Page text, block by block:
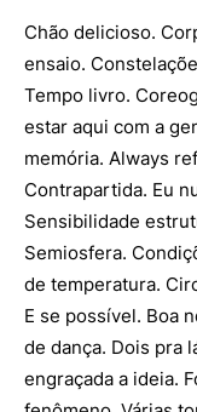
Chão delicioso.
ensaio.
Tempo livro.
estar aqui com a
memória. Always
Contrapartida. Eu
Sensibilidade
Semiosfera.
de temperatura.
E se possível. Boa
de dança. Dois pra
engraçada a ideia.